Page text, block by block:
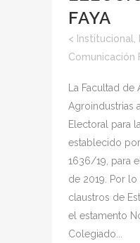
FAYA
< Institucional,
Comunicación
La Facultad de
Agroindustrias
Electoral para
establecido
1636/19, para
de 2019. Por
claustros de
el estamento
Colegiado...